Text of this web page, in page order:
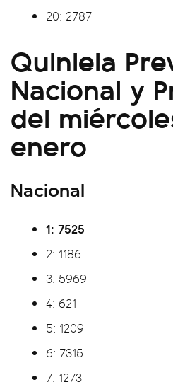
20: 2787
Quiniela
Nacional y
del
enero
Nacional
1: 7525
2: 1186
3: 5969
4: 621
5: 1209
6: 7315
7: 1273